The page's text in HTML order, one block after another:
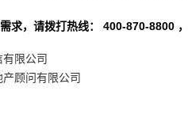
求，请拨打热线： 400-870-8800 ，
限公司
顾问有限公司